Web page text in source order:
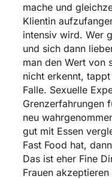
mache und
Klientin
intensiv wird. Wer
und sich dann
man den Wert von
nicht erkennt,
Falle. Sexuelle
Grenzerfahrungen
neu
gut mit Essen
Fast Food hat,
Das ist eher Fine
Frauen